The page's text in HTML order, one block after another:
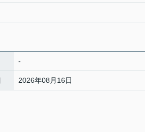
-
2026年08月16日